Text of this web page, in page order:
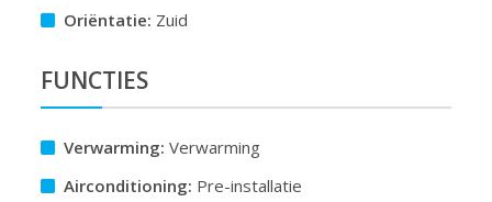
Oriëntatie: Zuid
FUNCTIES
Verwarming: Verwarming
Airconditioning: Pre-installatie